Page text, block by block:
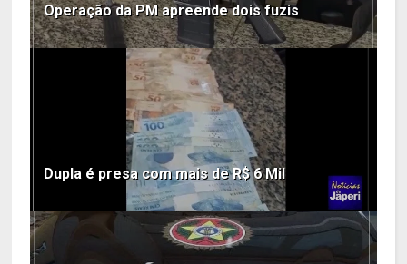
Operação da PM apreende dois fuzis
Dupla é presa com mais de R$ 6 Mil